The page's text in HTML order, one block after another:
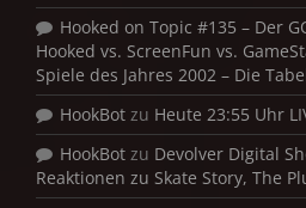
Hooked on Topic #135 – Der
Hooked vs. ScreenFun vs.
Spiele des Jahres 2002 – Die
HookBot zu Heute 23:55 Uhr
HookBot zu Devolver Digital
Reaktionen zu Skate Story, The